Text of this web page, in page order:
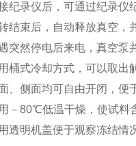
纪录仪后，可通过纪录仪
结束后，自动释放真空，
突然停电后来电，真空泵
桶式冷却方式，可以取出
、侧面均可自由开闭，便
－80℃低温干燥，使试料
透明机盖便于观察冻结情